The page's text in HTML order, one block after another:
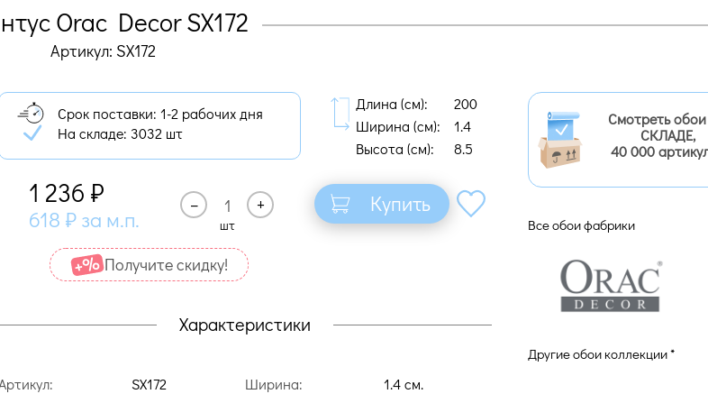
Orac Decor SX172
Артикул: SX172
Срок поставки: 1-2 рабочих дня
На складе: 3032 шт
Длина (cм):
200
Ширина (cм):
1.4
Высота (cм):
8.5
1 236 ₽
618 ₽ за м.п.
–
шт
+ Купить
Получите cкидку!
Характеристики
SX172
Ширина:
1.4 cм.
Смотреть
СКЛАДЕ,
40 000
Все обои фабрики
Другие обои коллекции *